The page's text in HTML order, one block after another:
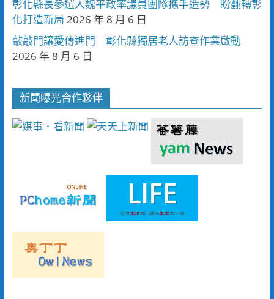
彰化縣長參選人魏平政率議員團隊攜手造勢 盼翻轉彰
化打造新局 2026 年 8 月 6 日
敲敲門讓愛傳進門 彰化縣獨居老人訪查作業啟動
2026 年 8 月 6 日
新聞曝光合作夥伴